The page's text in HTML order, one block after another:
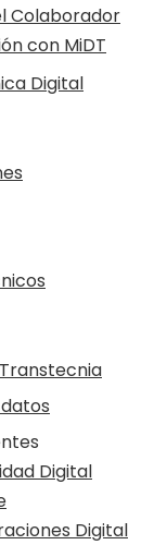
Colaborador
con MiDT
Digital
Digital
Digital